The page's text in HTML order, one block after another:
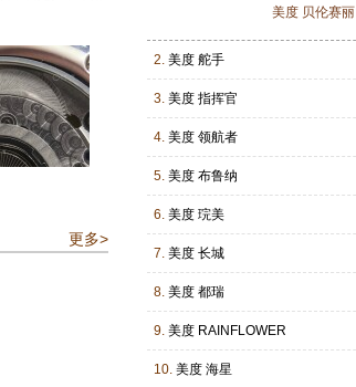
更多>
美度 贝伦赛丽
2. 美度 舵手
3. 美度 指挥官
4. 美度 领航者
5. 美度 布鲁纳
6. 美度 琓美
7. 美度 长城
8. 美度 都瑞
9. 美度 RAINFLOWER
10. 美度 海星